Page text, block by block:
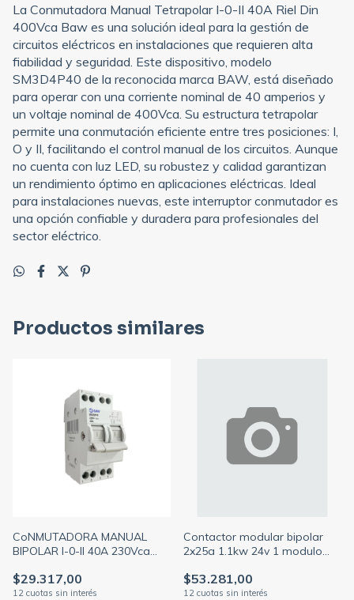
La Conmutadora Manual Tetrapolar I-0-II 40A Riel Din
400Vca Baw es una solución ideal para la gestión de
circuitos eléctricos en instalaciones que requieren alta
fiabilidad y seguridad. Este dispositivo, modelo
SM3D4P40 de la reconocida marca BAW, está diseñado
para operar con una corriente nominal de 40 amperios y
un voltaje nominal de 400Vca. Su estructura tetrapolar
permite una conmutación eficiente entre tres posiciones: I,
O y II, facilitando el control manual de los circuitos. Aunque
no cuenta con luz LED, su robustez y calidad garantizan
un rendimiento óptimo en aplicaciones eléctricas. Ideal
para instalaciones nuevas, este interruptor conmutador es
una opción confiable y duradera para profesionales del
sector eléctrico.
Productos similares
CoNMUTADORA MANUAL
BIPOLAR I-0-II 40A 230Vca
$29.317,00
Contactor modular bipolar
2x25a 1.1kw 24v 1 modulo
$53.281,00